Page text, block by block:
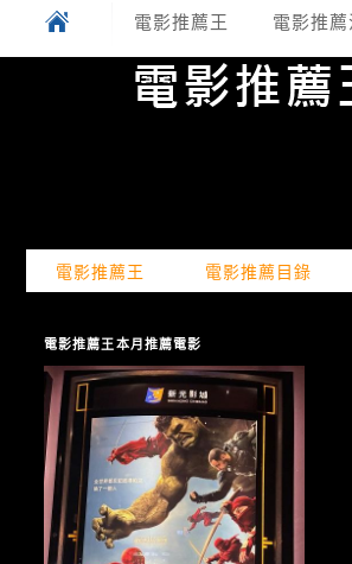
電影推薦王 電影推薦
電影推薦王 電影推薦目錄
電影推薦王本月推薦電影